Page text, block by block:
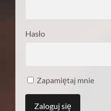
Hasło
Zapamiętaj mnie